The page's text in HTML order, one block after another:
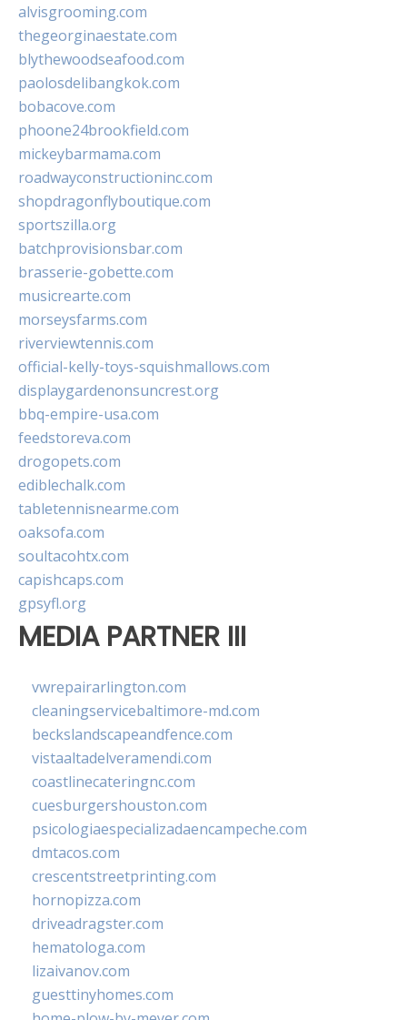
alvisgrooming.com
thegeorginaestate.com
blythewoodseafood.com
paolosdelibangkok.com
bobacove.com
phoone24brookfield.com
mickeybarmama.com
roadwayconstructioninc.com
shopdragonflyboutique.com
sportszilla.org
batchprovisionsbar.com
brasserie-gobette.com
musicrearte.com
morseysfarms.com
riverviewtennis.com
official-kelly-toys-squishmallows.com
displaygardenonsuncrest.org
bbq-empire-usa.com
feedstoreva.com
drogopets.com
ediblechalk.com
tabletennisnearme.com
oaksofa.com
soultacohtx.com
capishcaps.com
gpsyfl.org
MEDIA PARTNER III
vwrepairarlington.com
cleaningservicebaltimore-md.com
beckslandscapeandfence.com
vistaaltadelveramendi.com
coastlinecateringnc.com
cuesburgershouston.com
psicologiaespecializadaencampeche.com
dmtacos.com
crescentstreetprinting.com
hornopizza.com
driveadragster.com
hematologa.com
lizaivanov.com
guesttinyhomes.com